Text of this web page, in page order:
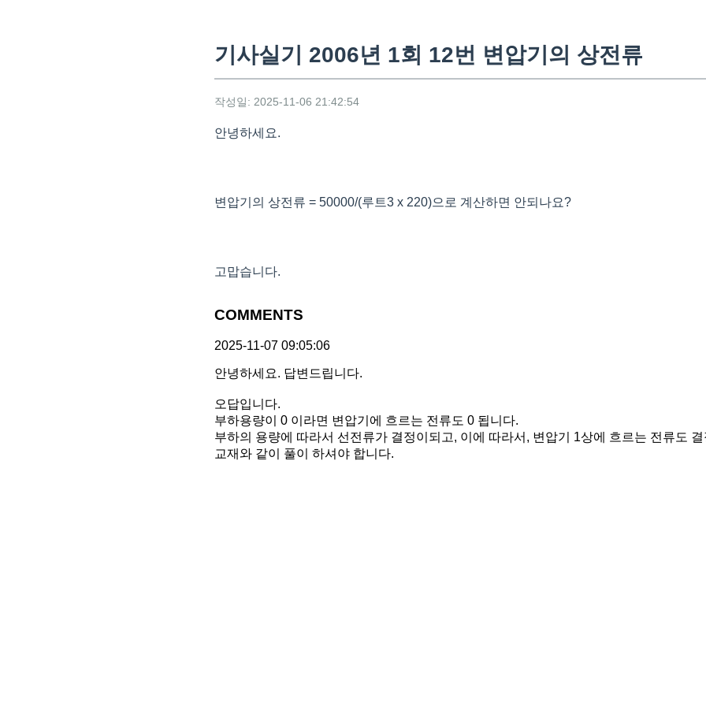
기사실기 2006년 1회 12번 변압기의 상전류
작성일: 2025-11-06 21:42:54
안녕하세요.
변압기의 상전류 = 50000/(루트3 x 220)으로 계산하면 안되나요?
고맙습니다.
COMMENTS
2025-11-07 09:05:06
안녕하세요. 답변드립니다.
오답입니다.
부하용량이 0 이라면 변압기에 흐르는 전류도 0 됩니다.
부하의 용량에 따라서 선전류가 결정이되고, 이에 따라서, 변압기 1상에 흐르는 전류도
교재와 같이 풀이 하셔야 합니다.